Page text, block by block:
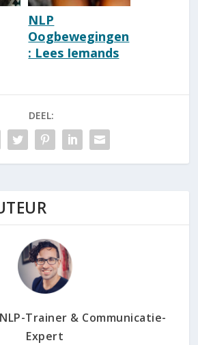
NLP
Oogbewegingen
: Lees Iemands
DEEL:
Trainer & Communicatie-
Expert